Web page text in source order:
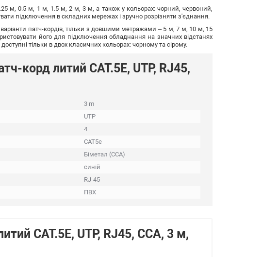
м, 0.5 м, 1 м, 1.5 м, 2 м, 3 м, а також у кольорах: чорний, червоний,
підключення в складних мережах і зручно розрізняти з'єднання.
патч-кордів, тільки з довшими метражами – 5 м, 7 м, 10 м, 15
його для підключення обладнання на значних відстанях
тільки в двох класичних кольорах: чорному та сірому.
корд литий САТ.5E, UTP, RJ45,
3 m
UTP
4
CAT5e
Біметал (CCA)
синій
RJ-45
ПВХ
САТ.5E, UTP, RJ45, CCA, 3 м,